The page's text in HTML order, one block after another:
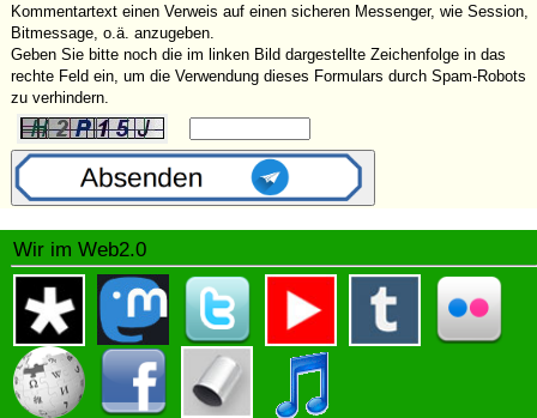
Kommentartext einen Verweis auf einen sicheren Messenger, wie Session,
Bitmessage, o.ä. anzugeben.
Geben Sie bitte noch die im linken Bild dargestellte Zeichenfolge in das
rechte Feld ein, um die Verwendung dieses Formulars durch Spam-Robots
zu verhindern.
Wir im Web2.0